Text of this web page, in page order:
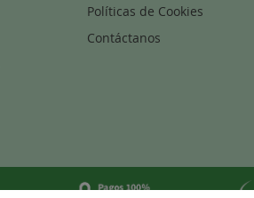
Políticas de Cookies
Contáctanos